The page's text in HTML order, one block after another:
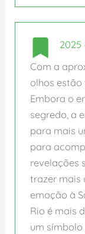
2025
Com a
olhos estão
Embora o
segredo, a
para mais
para
revelações
trazer mais
emoção à
Rio é mais
um